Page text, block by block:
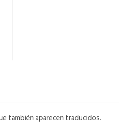
también aparecen traducidos.